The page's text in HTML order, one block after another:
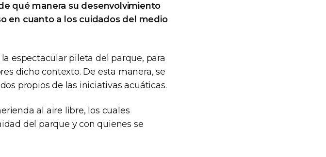
qué manera su desenvolvimiento
en cuanto a los cuidados del medio
espectacular pileta del parque, para
dicho contexto. De esta manera, se
propios de las iniciativas acuáticas.
al aire libre, los cuales
del parque y con quienes se